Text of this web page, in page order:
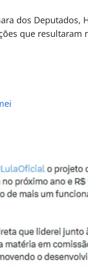
dos Deputados,
que resultaram